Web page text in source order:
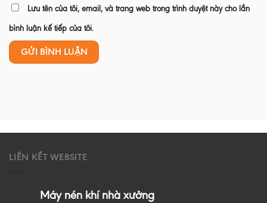
Lưu tên của tôi, email, và trang web trong trình duyệt này cho lần
bình luận kế tiếp của tôi.
LIÊN KẾT WEBSITE
Máy nén khí nhà xưởng